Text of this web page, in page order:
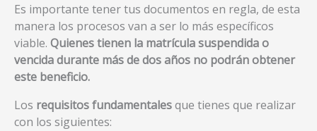
Es importante tener tus documentos en regla, de esta
manera los procesos van a ser lo más específicos
viable. Quienes tienen la matrícula suspendida o
vencida durante más de dos años no podrán obtener
este beneficio.
Los requisitos fundamentalesque tienes que realizar
con los siguientes: